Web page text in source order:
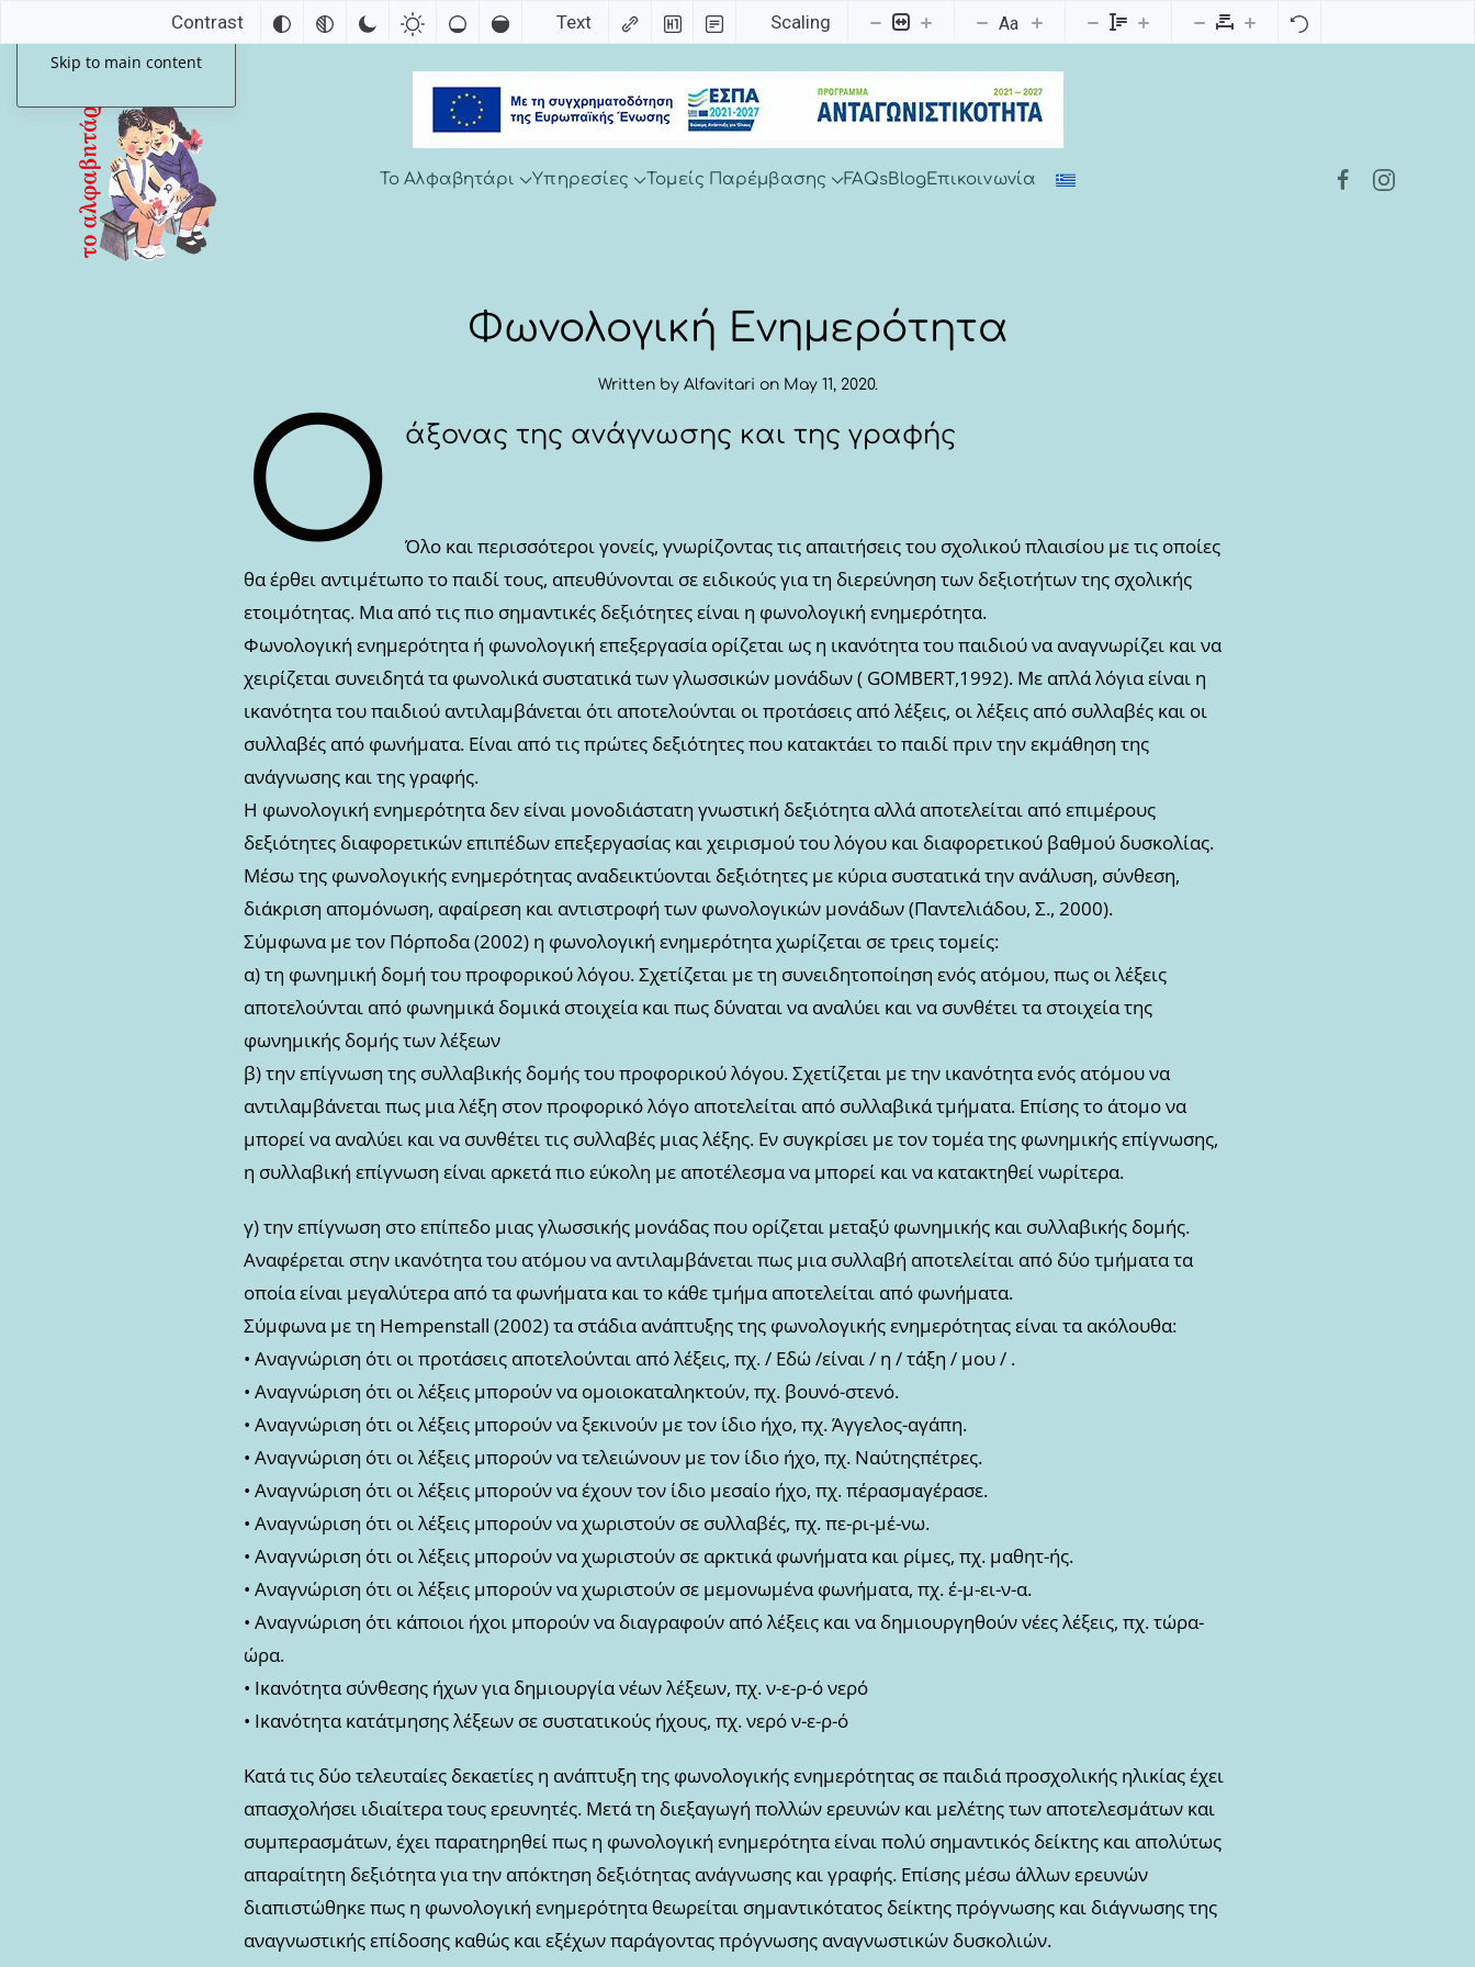
Contrast Text Scaling
Aa
Skip to main content
Το Αλφαβητάρι Υπηρεσίες Τομείς Παρέμβασης FAQsBlogΕπικοινωνία
Φωνολογική Ενημερότητα
Written by Alfavitari on May 11, 2020.
Ο άξονας της ανάγνωσης και της γραφής
Όλο και περισσότεροι γονείς, γνωρίζοντας τις απαιτήσεις του σχολικού πλαισίου με τις οποίες
θα έρθει αντιμέτωπο το παιδί τους, απευθύνονται σε ειδικούς για τη διερεύνηση των δεξιοτήτων της σχολικής
ετοιμότητας. Μια από τις πιο σημαντικές δεξιότητες είναι η φωνολογική ενημερότητα.
Φωνολογική ενημερότητα ή φωνολογική επεξεργασία ορίζεται ως η ικανότητα του παιδιού να αναγνωρίζει και να
χειρίζεται συνειδητά τα φωνολικά συστατικά των γλωσσικών μονάδων ( GOMBERT,1992). Με απλά λόγια είναι η
ικανότητα του παιδιού αντιλαμβάνεται ότι αποτελούνται οι προτάσεις από λέξεις, οι λέξεις από συλλαβές και οι
συλλαβές από φωνήματα. Είναι από τις πρώτες δεξιότητες που κατακτάει το παιδί πριν την εκμάθηση της
ανάγνωσης και της γραφής.
H φωνολογική ενημερότητα δεν είναι μονοδιάστατη γνωστική δεξιότητα αλλά αποτελείται από επιμέρους
δεξιότητες διαφορετικών επιπέδων επεξεργασίας και χειρισμού του λόγου και διαφορετικού βαθμού δυσκολίας.
Μέσω της φωνολογικής ενημερότητας αναδεικτύονται δεξιότητες με κύρια συστατικά την ανάλυση, σύνθεση,
διάκριση απομόνωση, αφαίρεση και αντιστροφή των φωνολογικών μονάδων (Παντελιάδου, Σ., 2000).
Σύμφωνα με τον Πόρποδα (2002) η φωνολογική ενημερότητα χωρίζεται σε τρεις τομείς:
α) τη φωνημική δομή του προφορικού λόγου. Σχετίζεται με τη συνειδητοποίηση ενός ατόμου, πως οι λέξεις
αποτελούνται από φωνημικά δομικά στοιχεία και πως δύναται να αναλύει και να συνθέτει τα στοιχεία της
φωνημικής δομής των λέξεων
β) την επίγνωση της συλλαβικής δομής του προφορικού λόγου. Σχετίζεται με την ικανότητα ενός ατόμου να
αντιλαμβάνεται πως μια λέξη στον προφορικό λόγο αποτελείται από συλλαβικά τμήματα. Επίσης το άτομο να
μπορεί να αναλύει και να συνθέτει τις συλλαβές μιας λέξης. Εν συγκρίσει με τον τομέα της φωνημικής επίγνωσης,
η συλλαβική επίγνωση είναι αρκετά πιο εύκολη με αποτέλεσμα να μπορεί και να κατακτηθεί νωρίτερα.
γ) την επίγνωση στο επίπεδο μιας γλωσσικής μονάδας που ορίζεται μεταξύ φωνημικής και συλλαβικής δομής.
Αναφέρεται στην ικανότητα του ατόμου να αντιλαμβάνεται πως μια συλλαβή αποτελείται από δύο τμήματα τα
οποία είναι μεγαλύτερα από τα φωνήματα και το κάθε τμήμα αποτελείται από φωνήματα.
Σύμφωνα με τη Hempenstall (2002) τα στάδια ανάπτυξης της φωνολογικής ενημερότητας είναι τα ακόλουθα:
• Αναγνώριση ότι οι προτάσεις αποτελούνται από λέξεις, πχ. / Εδώ /είναι / η / τάξη / μου / .
• Αναγνώριση ότι οι λέξεις μπορούν να ομοιοκαταληκτούν, πχ. βουνό-στενό.
• Αναγνώριση ότι οι λέξεις μπορούν να ξεκινούν με τον ίδιο ήχο, πχ. Άγγελος-αγάπη.
• Αναγνώριση ότι οι λέξεις μπορούν να τελειώνουν με τον ίδιο ήχο, πχ. Ναύτηςπέτρες.
• Αναγνώριση ότι οι λέξεις μπορούν να έχουν τον ίδιο μεσαίο ήχο, πχ. πέρασμαγέρασε.
• Αναγνώριση ότι οι λέξεις μπορούν να χωριστούν σε συλλαβές, πχ. πε-ρι-μέ-νω.
• Αναγνώριση ότι οι λέξεις μπορούν να χωριστούν σε αρκτικά φωνήματα και ρίμες, πχ. μαθητ-ής.
• Αναγνώριση ότι οι λέξεις μπορούν να χωριστούν σε μεμονωμένα φωνήματα, πχ. έ-μ-ει-ν-α.
• Αναγνώριση ότι κάποιοι ήχοι μπορούν να διαγραφούν από λέξεις και να δημιουργηθούν νέες λέξεις, πχ. τώρα-
ώρα.
• Ικανότητα σύνθεσης ήχων για δημιουργία νέων λέξεων, πχ. ν-ε-ρ-ό νερό
• Ικανότητα κατάτμησης λέξεων σε συστατικούς ήχους, πχ. νερό ν-ε-ρ-ό
Κατά τις δύο τελευταίες δεκαετίες η ανάπτυξη της φωνολογικής ενημερότητας σε παιδιά προσχολικής ηλικίας έχει
απασχολήσει ιδιαίτερα τους ερευνητές. Μετά τη διεξαγωγή πολλών ερευνών και μελέτης των αποτελεσμάτων και
συμπερασμάτων, έχει παρατηρηθεί πως η φωνολογική ενημερότητα είναι πολύ σημαντικός δείκτης και απολύτως
απαραίτητη δεξιότητα για την απόκτηση δεξιότητας ανάγνωσης και γραφής. Επίσης μέσω άλλων ερευνών
διαπιστώθηκε πως η φωνολογική ενημερότητα θεωρείται σημαντικότατος δείκτης πρόγνωσης και διάγνωσης της
αναγνωστικής επίδοσης καθώς και εξέχων παράγοντας πρόγνωσης αναγνωστικών δυσκολιών.